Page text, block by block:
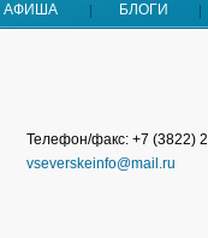
АФИША БЛОГИ
Телефон/факс: +7 (3822)
vseverskeinfo@mail.ru